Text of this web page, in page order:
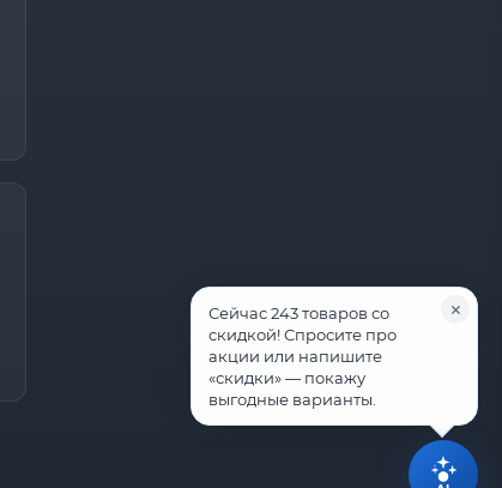
Сейчас 243 товаров со
скидкой! Спросите про
акции или напишите
«скидки» — покажу
выгодные варианты.